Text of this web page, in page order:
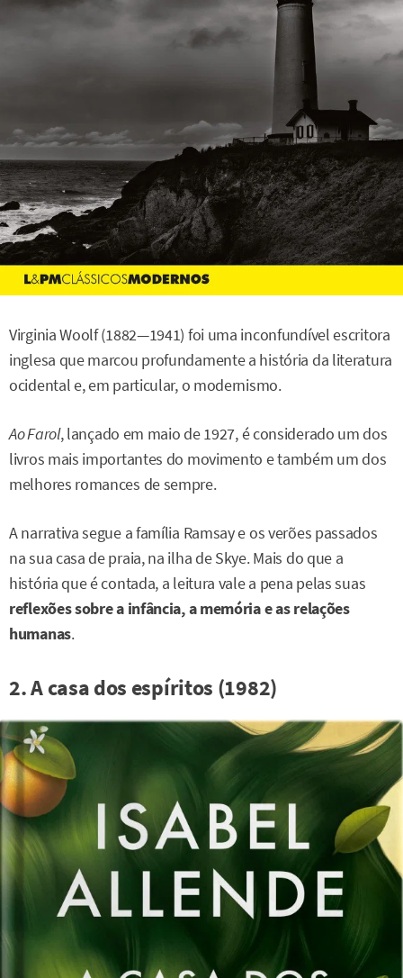
Virginia Woolf (1882—1941) foi uma inconfundível escritora
inglesa que marcou profundamente a história da literatura
ocidental e, em particular, o modernismo.
Ao Farol, lançado em maio de 1927, é considerado um dos
livros mais importantes do movimento e também um dos
melhores romances de sempre.
A narrativa segue a família Ramsay e os verões passados
na sua casa de praia, na ilha de Skye. Mais do que a
história que é contada, a leitura vale a pena pelas suas
reflexões sobre a infância, a memória e as relações
humanas.
2. A casa dos espíritos (1982)